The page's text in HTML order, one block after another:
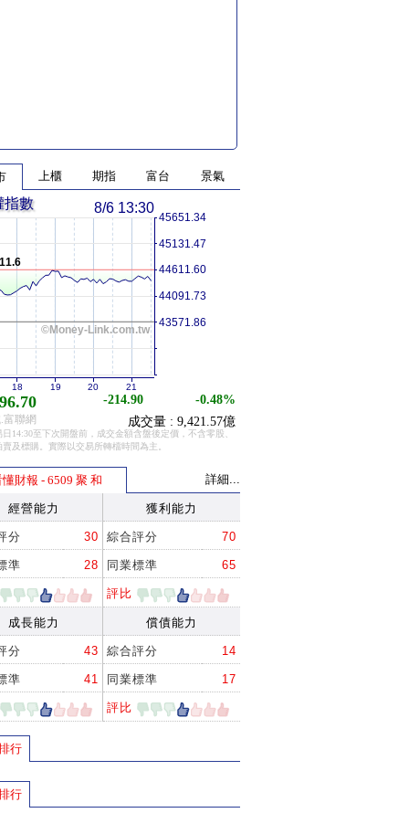
上櫃 期指 富台 景氣
©Money-Link.com.tw
8/6 13:30
-214.90
-0.48%
成交量 : 9,421.57億
指數
18 19 20 21
43571.86
44091.73
44611.60
45131.47
45651.34
聯網
14:30至下次開盤前，成交金額含盤後定價，不含零股、
及標購。實際以交易所轉檔時間為主。
懂財報 - 6509 聚 和 詳細...
經營能力 獲利能力
分 30 綜合評分 70
準 28 同業標準 65
評比
成長能力 償債能力
分 43 綜合評分 14
準 41 同業標準 17
評比
行
行